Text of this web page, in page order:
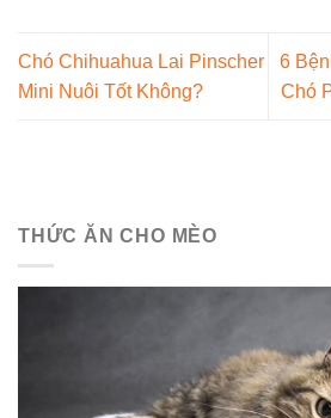
Chó Chihuahua Lai Pinscher
Mini Nuôi Tốt Không?
6
Chó
THỨC ĂN CHO MÈO